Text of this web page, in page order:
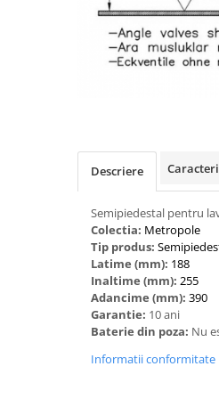
Descriere
Semipiedestal pentru
Colectia: Metropole
Tip produs:
Latime (mm): 188
Inaltime (mm): 255
Adancime (mm): 390
Garantie: 10 ani
Baterie din poza: Nu
Informatii conformitate